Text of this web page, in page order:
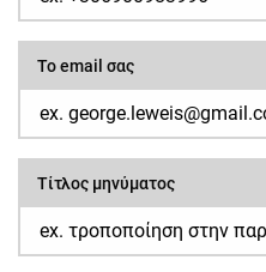
Το email σας
Τίτλος μηνύματος